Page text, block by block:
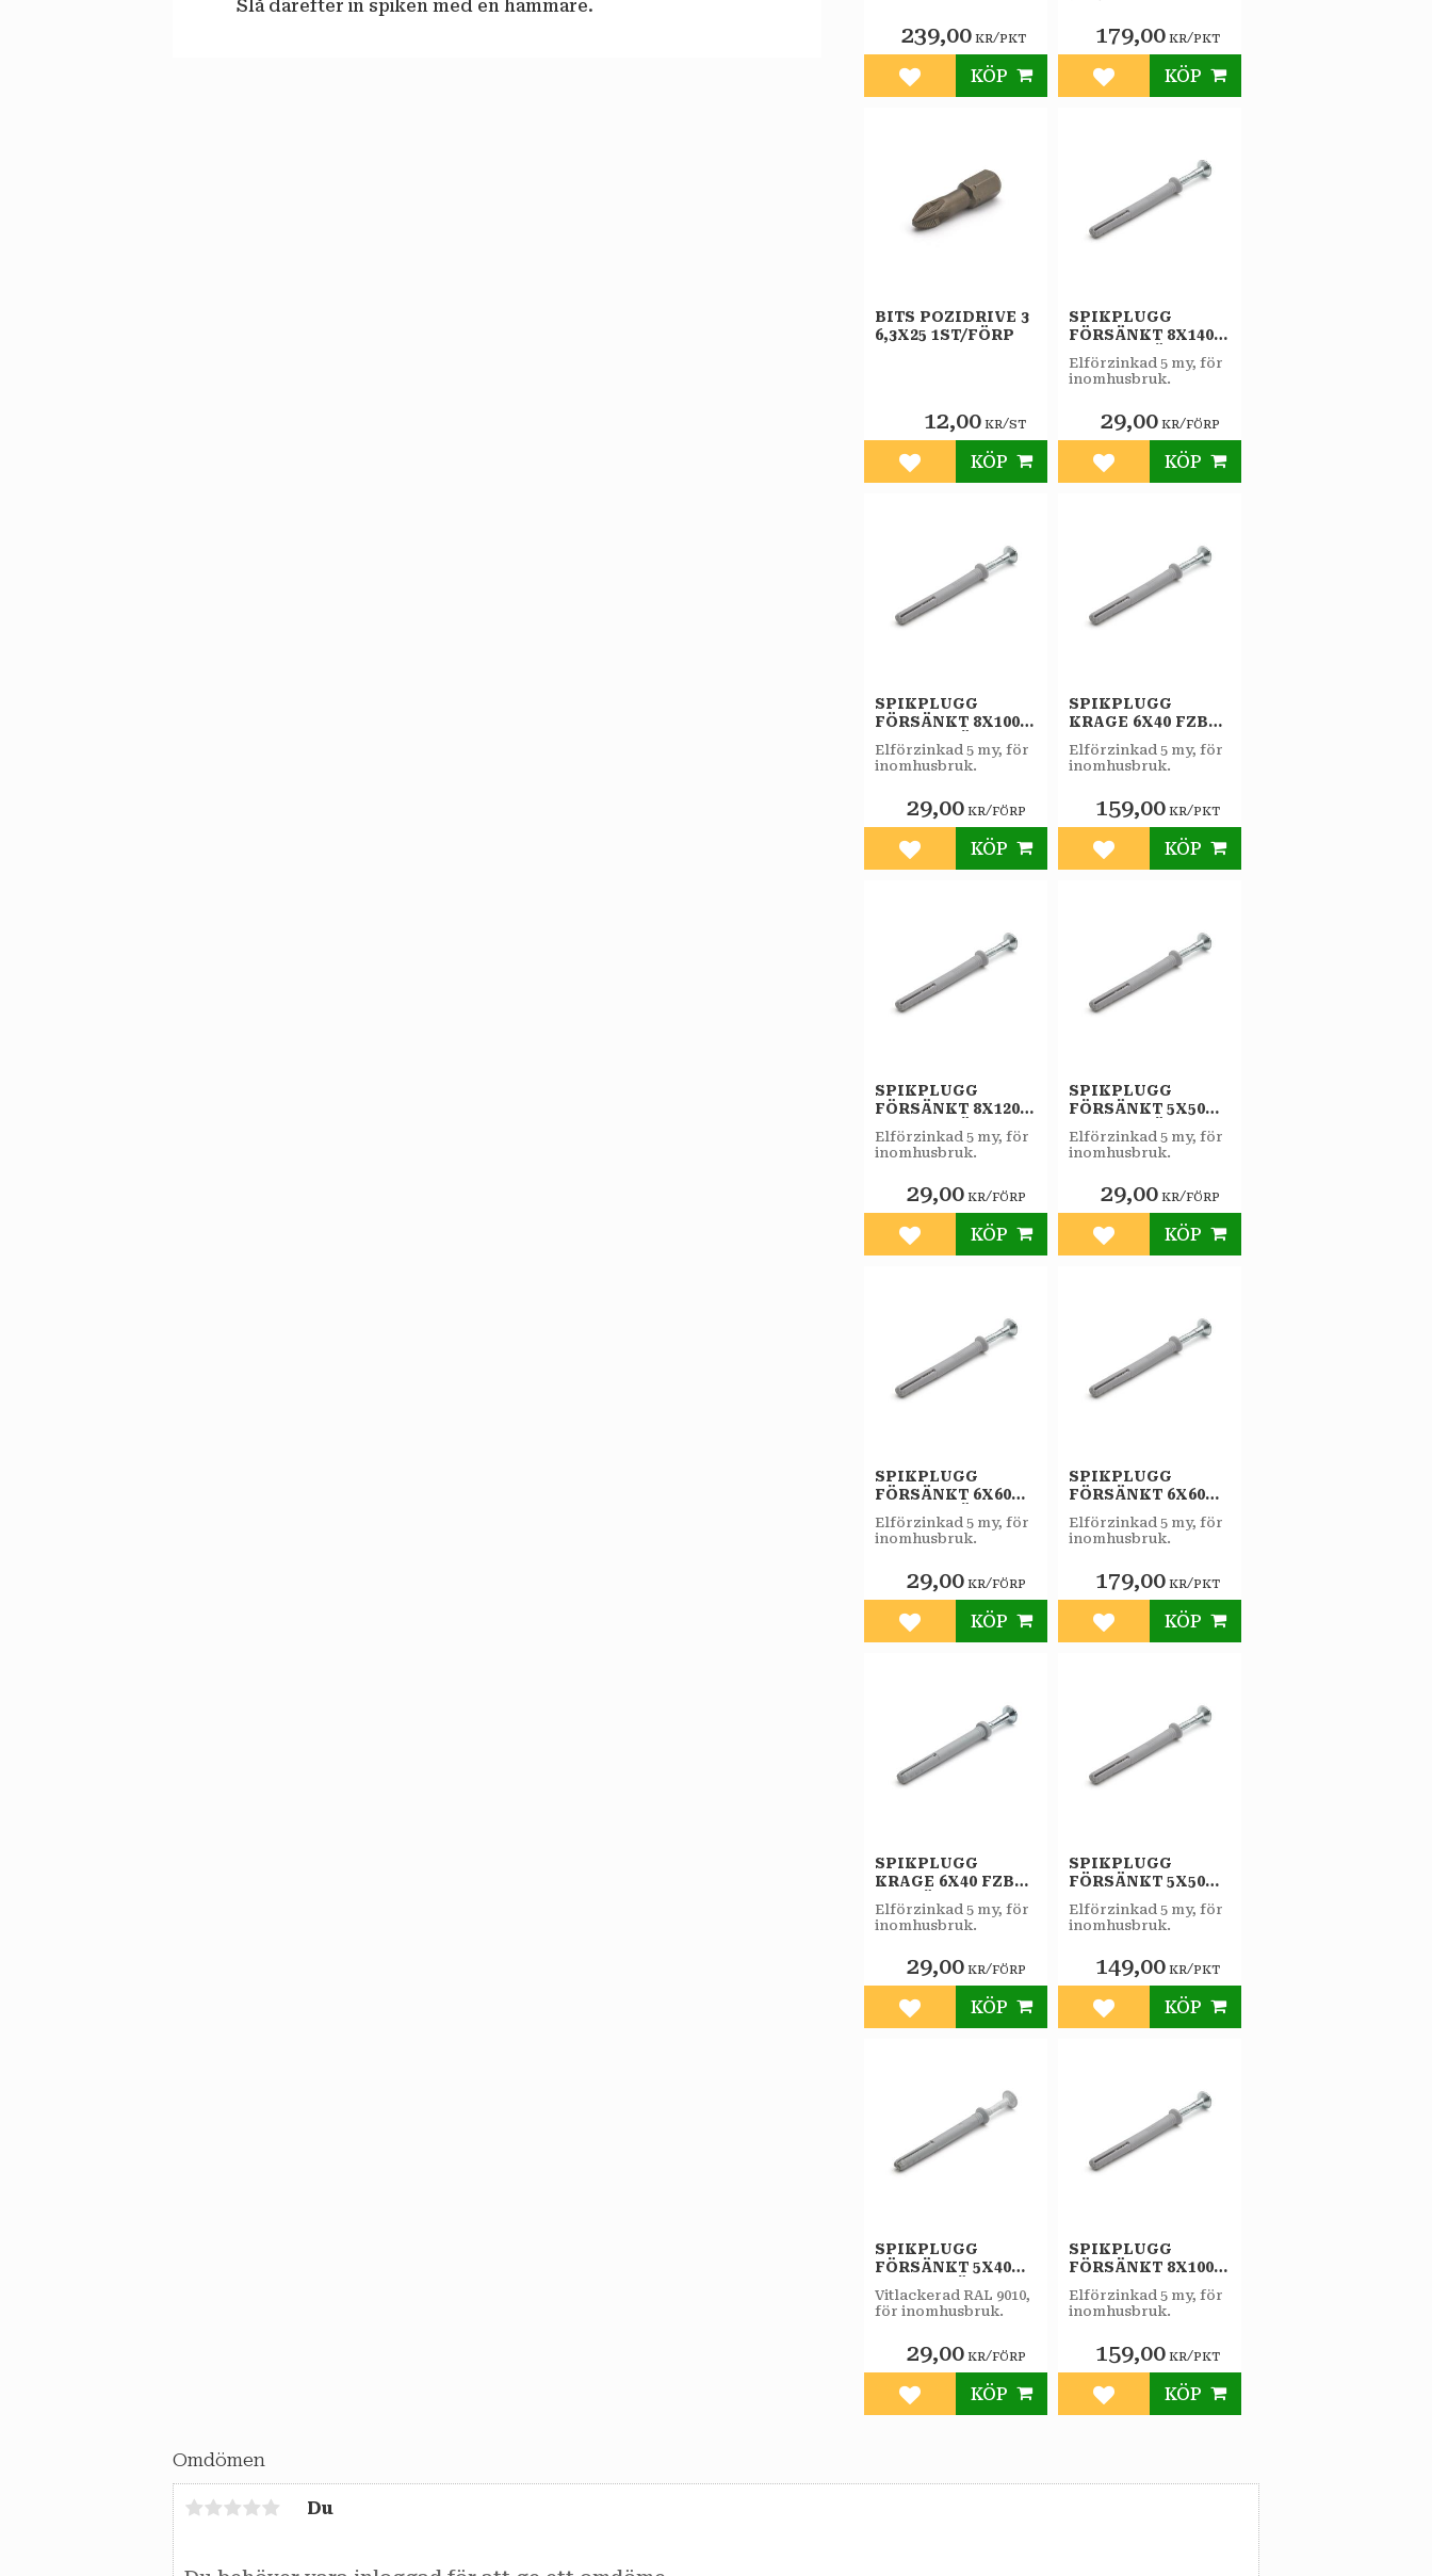
Slå därefter in spiken med en hammare.
Omdömen
Du
239,00KR/PKT
Lägg till i favoriter
KÖP
179,00KR/PKT
Lägg till i favoriter
KÖP
BITS POZIDRIVE 3
6,3X25 1ST/FÖRP
12,00KR/ST
Lägg till i favoriter
KÖP
SPIKPLUGG
FÖRSÄNKT 8X140
FZB 2ST/FÖRP
Elförzinkad 5 my, för
inomhusbruk.
29,00KR/FÖRP
Lägg till i favoriter
KÖP
SPIKPLUGG
FÖRSÄNKT 8X100
Elförzinkad 5 my, för
inomhusbruk.
29,00KR/FÖRP
Lägg till i favoriter
KÖP
SPIKPLUGG
KRAGE 6X40 FZB
Elförzinkad 5 my, för
inomhusbruk.
159,00KR/PKT
Lägg till i favoriter
KÖP
SPIKPLUGG
FÖRSÄNKT 8X120
Elförzinkad 5 my, för
inomhusbruk.
29,00KR/FÖRP
Lägg till i favoriter
KÖP
SPIKPLUGG
FÖRSÄNKT 5X50
Elförzinkad 5 my, för
inomhusbruk.
29,00KR/FÖRP
Lägg till i favoriter
KÖP
SPIKPLUGG
FÖRSÄNKT 6X60
Elförzinkad 5 my, för
inomhusbruk.
29,00KR/FÖRP
Lägg till i favoriter
KÖP
SPIKPLUGG
FÖRSÄNKT 6X60
Elförzinkad 5 my, för
inomhusbruk.
179,00KR/PKT
Lägg till i favoriter
KÖP
SPIKPLUGG
KRAGE 6X40 FZB
Elförzinkad 5 my, för
inomhusbruk.
29,00KR/FÖRP
Lägg till i favoriter
KÖP
SPIKPLUGG
FÖRSÄNKT 5X50
Elförzinkad 5 my, för
inomhusbruk.
149,00KR/PKT
Lägg till i favoriter
KÖP
SPIKPLUGG
FÖRSÄNKT 5X40
Vitlackerad RAL 9010,
för inomhusbruk.
29,00KR/FÖRP
Lägg till i favoriter
KÖP
SPIKPLUGG
FÖRSÄNKT 8X100
Elförzinkad 5 my, för
inomhusbruk.
159,00KR/PKT
Lägg till i favoriter
KÖP